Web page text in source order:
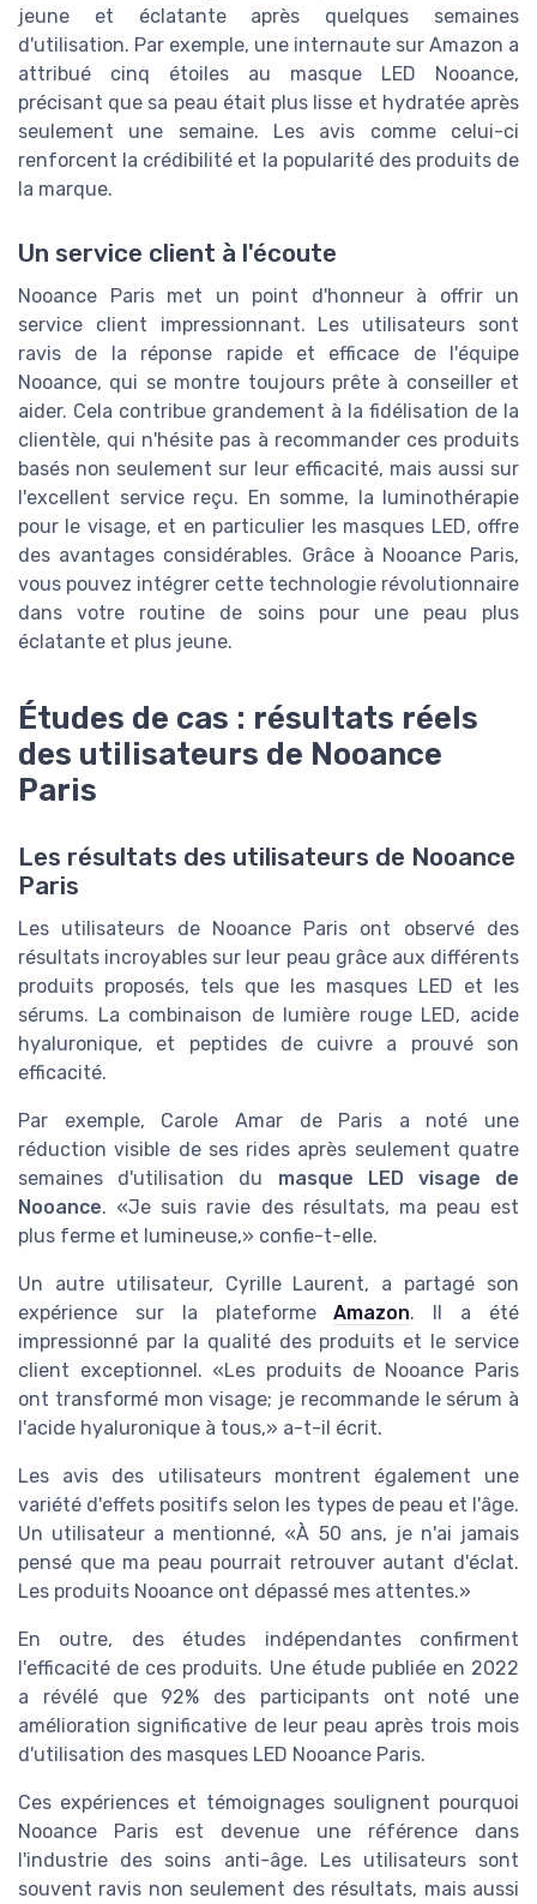
jeune et éclatante après quelques semaines
d'utilisation. Par exemple, une internaute sur Amazon a
attribué cinq étoiles au masque LED Nooance,
précisant que sa peau était plus lisse et hydratée après
seulement une semaine. Les avis comme celui-ci
renforcent la crédibilité et la popularité des produits de
la marque.
Un service client à l'écoute
Nooance Paris met un point d'honneur à offrir un
service client impressionnant. Les utilisateurs sont
ravis de la réponse rapide et efficace de l'équipe
Nooance, qui se montre toujours prête à conseiller et
aider. Cela contribue grandement à la fidélisation de la
clientèle, qui n'hésite pas à recommander ces produits
basés non seulement sur leur efficacité, mais aussi sur
l'excellent service reçu. En somme, la luminothérapie
pour le visage, et en particulier les masques LED, offre
des avantages considérables. Grâce à Nooance Paris,
vous pouvez intégrer cette technologie révolutionnaire
dans votre routine de soins pour une peau plus
éclatante et plus jeune.
Études de cas : résultats réels
des utilisateurs de Nooance
Paris
Les résultats des utilisateurs de Nooance
Paris
Les utilisateurs de Nooance Paris ont observé des
résultats incroyables sur leur peau grâce aux différents
produits proposés, tels que les masques LED et les
sérums. La combinaison de lumière rouge LED, acide
hyaluronique, et peptides de cuivre a prouvé son
efficacité.
Par exemple, Carole Amar de Paris a noté une
réduction visible de ses rides après seulement quatre
semaines d'utilisation du masque LED visage de
Nooance. «Je suis ravie des résultats, ma peau est
plus ferme et lumineuse,» confie-t-elle.
Un autre utilisateur, Cyrille Laurent, a partagé son
expérience sur la plateformeAmazon. Il a été
impressionné par la qualité des produits et le service
client exceptionnel. «Les produits de Nooance Paris
ont transformé mon visage; je recommande le sérum à
l'acide hyaluronique à tous,» a-t-il écrit.
Les avis des utilisateurs montrent également une
variété d'effets positifs selon les types de peau et l'âge.
Un utilisateur a mentionné, «À 50 ans, je n'ai jamais
pensé que ma peau pourrait retrouver autant d'éclat.
Les produits Nooance ont dépassé mes attentes.»
En outre, des études indépendantes confirment
l'efficacité de ces produits. Une étude publiée en 2022
a révélé que 92% des participants ont noté une
amélioration significative de leur peau après trois mois
d'utilisation des masques LED Nooance Paris.
Ces expériences et témoignages soulignent pourquoi
Nooance Paris est devenue une référence dans
l'industrie des soins anti-âge. Les utilisateurs sont
souvent ravis non seulement des résultats, mais aussi